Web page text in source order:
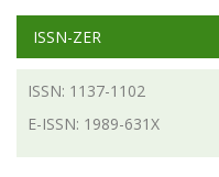
ISSN-ZER
ISSN: 1137-1102
E-ISSN: 1989-631X